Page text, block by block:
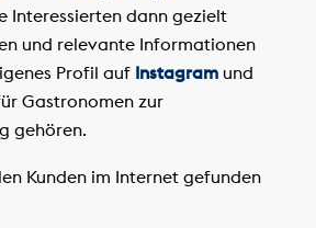
Interessierten dann gezielt
und relevante Informationen
Profil auf Instagramund
Gastronomen zur
gehören.
Kunden im Internet gefunden